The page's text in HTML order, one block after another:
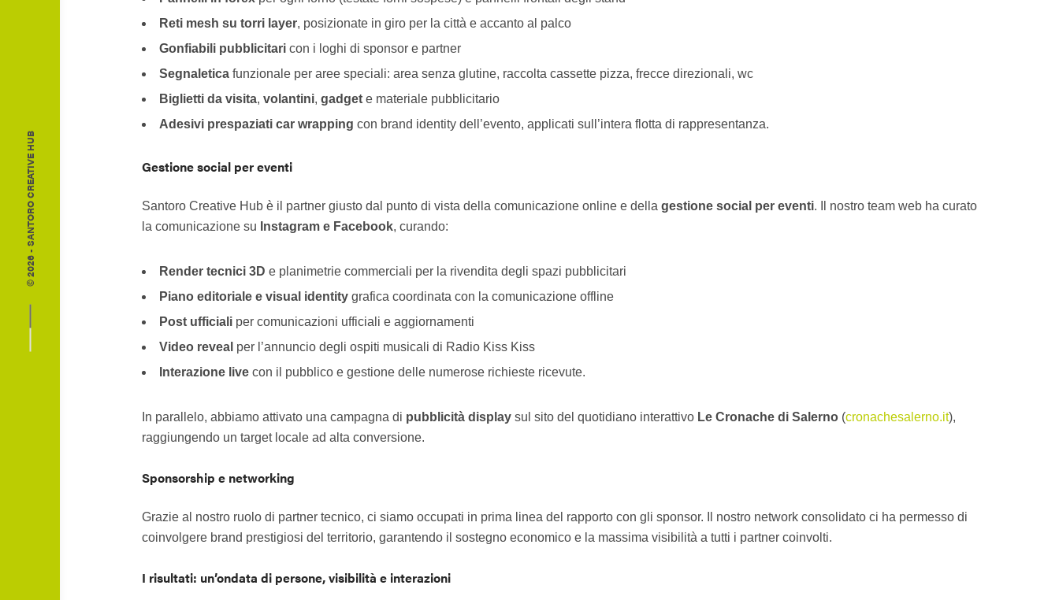
© 2026 - SANTORO CREATIVE HUB
Reti mesh su torri layer, posizionate in giro per la città e accanto al palco
Gonfiabili pubblicitaricon i loghi di sponsor e partner
Segnaleticafunzionale per aree speciali: area senza glutine, raccolta cassette pizza, frecce direzionali, wc
Biglietti da visita, volantini, gadgete materiale pubblicitario
Adesivi prespaziati car wrapping con brand identity dell’evento, applicati sull’intera flotta di rappresentanza.
Gestione social per eventi
Santoro Creative Hub è il partner giusto dal punto di vista della comunicazione online e della gestione social per eventi. Il nostro team web ha curato
la comunicazione su Instagram e Facebook, curando:
Render tecnici 3D e planimetrie commerciali per la rivendita degli spazi pubblicitari
Piano editoriale e visual identitygrafica coordinata con la comunicazione offline
Post ufficialiper comunicazioni ufficiali e aggiornamenti
Video reveal per l’annuncio degli ospiti musicali di Radio Kiss Kiss
Interazione livecon il pubblico e gestione delle numerose richieste ricevute.
In parallelo, abbiamo attivato una campagna di pubblicità displaysul sito del quotidiano interattivo Le Cronache di Salerno(cronachesalerno.it),
raggiungendo un target locale ad alta conversione.
Sponsorship e networking
Grazie al nostro ruolo di partner tecnico, ci siamo occupati in prima linea del rapporto con gli sponsor. Il nostro network consolidato ci ha permesso di
coinvolgere brand prestigiosi del territorio, garantendo il sostegno economico e la massima visibilità a tutti i partner coinvolti.
I risultati: un’ondata di persone, visibilità e interazioni